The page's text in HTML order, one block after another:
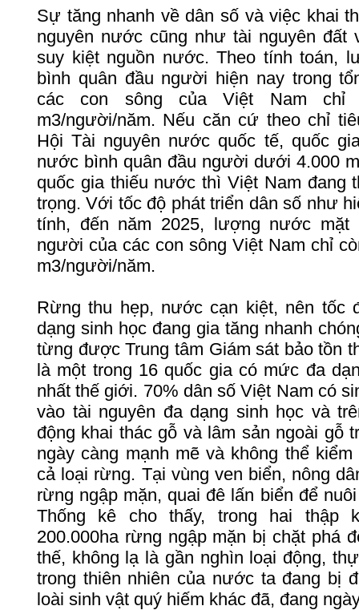
Sự tăng nhanh về dân số và việc khai
nguyên nước cũng như tài nguyên đất
suy kiệt nguồn nước.Theo tính toán,
bình quân đầu người hiện nay trong
các con sông của Việt Nam
chỉ
m3/người/năm. Nếu căn cứ theo chỉ
Hội Tài nguyên nước quốc tế, quốc
nước bình quân đầu người dưới 4.000
quốc gia thiếu nước thì Việt Nam đang
trọng.Với tốc độ phát triển dân số như
tính, đến năm 2025, lượng nước mặt
người của các con sông Việt Nam chỉ
m3/người/năm.
Rừng thu hẹp, nước cạn kiệt, nên tốc
dạng sinh học đang gia tăng nhanh
từng được Trung tâm Giám sát bảo tồn
là một trong 16 quốc gia có mức đa
nhất thế giới. 70% dân số Việt Nam có
vào tài nguyên đa dạng sinh học và
động khai thác gỗ và lâm sản ngoài gỗ
ngày càng mạnh mẽ và không thể kiểm
cả loại rừng. Tại vùng ven biển, nông
rừng ngập mặn, quai đê lấn biển để nuôi
Thống
kê cho thấy, trong hai thập
200.000ha rừng ngập mặn bị chặt phá
thế, không lạ là gần nghìn loại động,
trong thiên nhiên của nước ta đang bị
loài sinh vật quý hiếm khác đã, đang